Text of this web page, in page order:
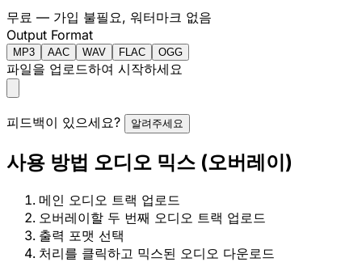
무료 — 가입 불필요, 워터마크 없음
Output Format
MP3 AAC WAV FLAC OGG
파일을 업로드하여 시작하세요
피드백이 있으세요? 알려주세요
사용 방법 오디오 믹스 (오버레이)
메인 오디오 트랙 업로드
오버레이할 두 번째 오디오 트랙 업로드
출력 포맷 선택
처리를 클릭하고 믹스된 오디오 다운로드